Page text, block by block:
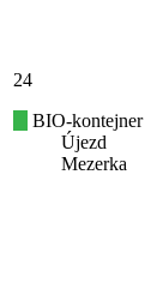
24
BIO-kontejner
Újezd
Mezerka